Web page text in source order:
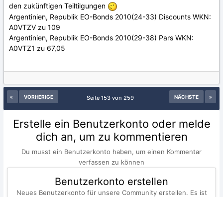
den zukünftigen Teiltilgungen
Argentinien, Republik EO-Bonds 2010(24-33) Discounts WKN:
A0VTZV zu 109
Argentinien, Republik EO-Bonds 2010(29-38) Pars WKN:
A0VTZ1 zu 67,05
VORHERIGE NÄCHSTE
Seite 153 von 259
Erstelle ein Benutzerkonto oder melde
dich an, um zu kommentieren
Du musst ein Benutzerkonto haben, um einen Kommentar
verfassen zu können
Benutzerkonto erstellen
Neues Benutzerkonto für unsere Community erstellen. Es ist